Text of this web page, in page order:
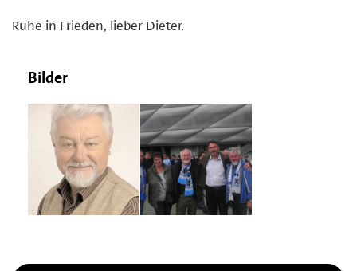
Ruhe in Frieden, lieber Dieter.
Bilder